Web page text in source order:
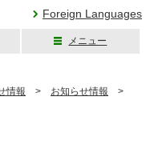
Foreign Languages
メニュー
情報 > お知らせ情報 >